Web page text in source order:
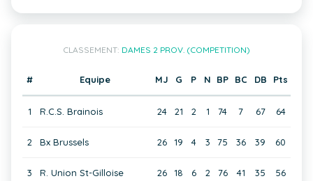
CLASSEMENT: DAMES 2 PROV. (COMPETITION)
# Equipe MJ G P N BP BC DB Pts
1 R.C.S. Brainois 24 21 2 1 74 7 67 64
2 Bx Brussels 26 19 4 3 75 36 39 60
3 R. Union St-Gilloise 26 18 6 2 76 41 35 56